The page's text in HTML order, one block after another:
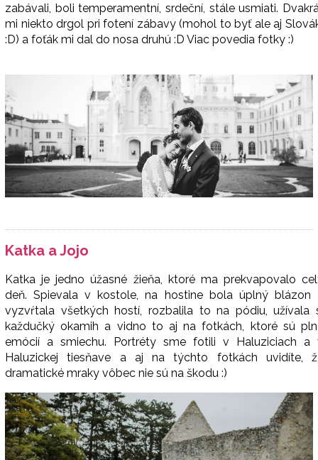
zabávali, boli temperamentní, srdeční, stále usmiati.
mi niekto drgol pri fotení zábavy (mohol to byť ale aj
:D) a foťák mi dal do nosa druhú :D Viac povedia fotky :)
Katka a Jojo
Katka je jedno úžasné žieňa, ktoré ma prekvapovalo
deň. Spievala v kostole, na hostine bola úplný blázon
vyzvŕtala všetkých hostí, rozbalila to na pódiu, užívala
každučký okamih a vidno to aj na fotkách, ktoré sú
emócií a smiechu. Portréty sme fotili v Haluziciach a
Haluzickej tiesňave a aj na týchto fotkách uvidíte,
dramatické mraky vôbec nie sú na škodu :)